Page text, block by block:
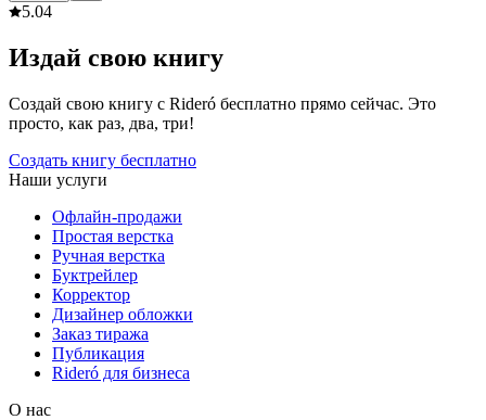
5.04
Издай свою книгу
Создай свою книгу с Rideró бесплатно прямо сейчас. Это
просто, как раз, два, три!
Создать книгу бесплатно
Наши услуги
Офлайн-продажи
Простая верстка
Ручная верстка
Буктрейлер
Корректор
Дизайнер обложки
Заказ тиража
Публикация
Rideró для бизнеса
О нас